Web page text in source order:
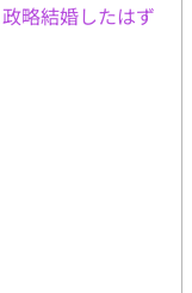
略結婚したはず